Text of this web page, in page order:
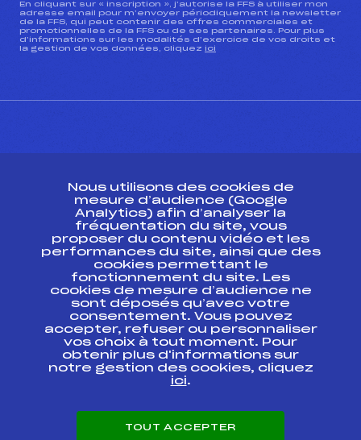
En cliquant sur « inscription », j’autorise la FFS à utiliser mon
adresse email pour m’envoyer périodiquement la newsletter
de la FFS, qui peut contenir des offres commerciales et
promotionnelles de la FFS ou de ses partenaires. Pour plus
d’informations sur les modalités d’exercice de vos droits et
la gestion de vos données, cliquez ici
Ressources
Pass’Neige
Projet sportif fédéral
Projet de performance fédéral
Antidopage
Pôle Développement, Formation, Suivi
Scientifique
Listes ministérielles
Pôle vie de l’athlète
Enseignement professionnel
Nous utilisons des cookies de
mesure d’audience (Google
Analytics) afin d’analyser la
fréquentation du site, vous
proposer du contenu vidéo et les
performances du site, ainsi que des
cookies permettant le
fonctionnement du site. Les
cookies de mesure d’audience ne
sont déposés qu’avec votre
consentement. Vous pouvez
accepter, refuser ou personnaliser
vos choix à tout moment. Pour
obtenir plus d'informations sur
notre gestion des cookies, cliquez
ici.
TOUT ACCEPTER